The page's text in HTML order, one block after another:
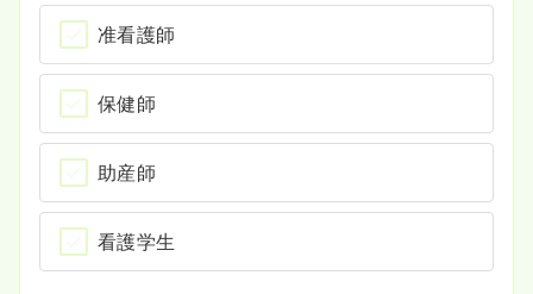
准看護師
保健師
助産師
看護学生